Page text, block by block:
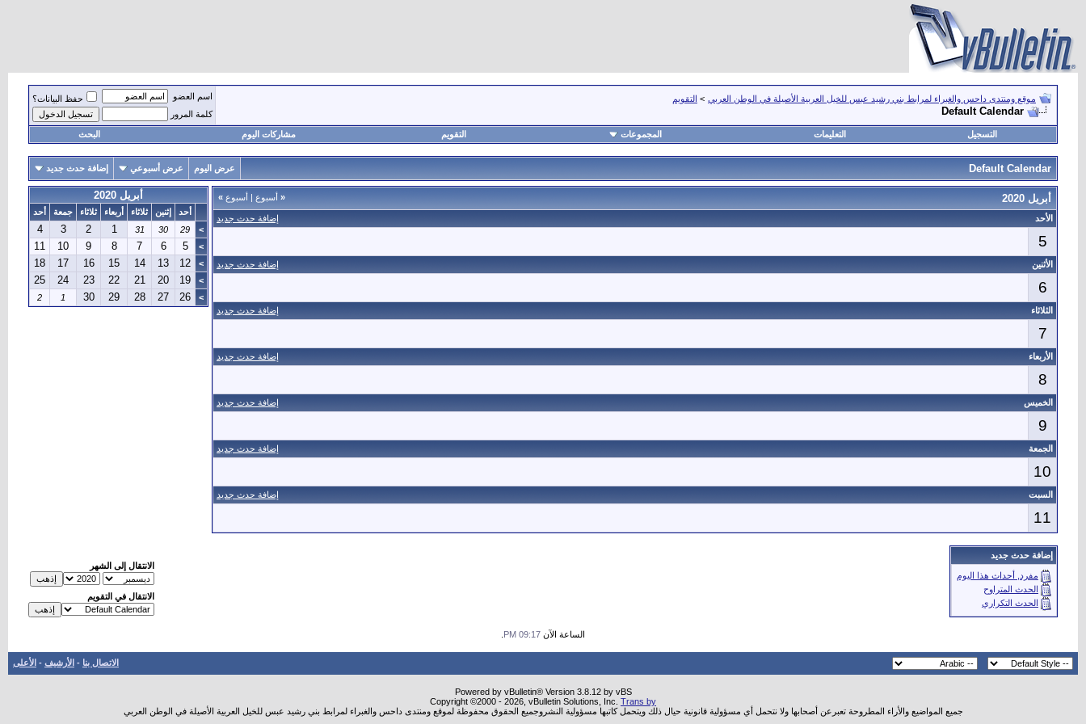
موقع ومنتدى داحس والغبراء لمرابط بني رشيد عبس للخيل العربية الأصيلة في الوطن العربي > التقويم
Default Calendar
اسم العضو
حفظ البيانات؟
كلمة المرور
التسجيل التعليمات المجموعات التقويم مشاركات اليوم البحث
Default Calendar عرض اليوم عرض أسبوعي إضافة حدث جديد
« أسبوع | أسبوع » أبريل 2020
إضافة حدث جديد الأحد
5
إضافة حدث جديد الأثنين
6
إضافة حدث جديد الثلاثاء
7
إضافة حدث جديد الأربعاء
8
إضافة حدث جديد الخميس
9
إضافة حدث جديد الجمعة
10
إضافة حدث جديد السبت
11
أبريل 2020
أحد إثنين ثلاثاء أربعاء ثلاثاء جمعة
أحد
>
29
30
31
1
2
3
4
>
5
6
7
8
9
10
11
>
12
13
14
15
16
17
18
>
19
20
21
22
23
24
25
>
26
27
28
29
30
1
2
إضافة حدث جديد
مفرد, أحداث هذا اليوم
الحدث المتراوح
الحدث التكراري
الانتقال إلى الشهر
الانتقال في التقويم
الساعة الآن 09:17 PM
الاتصال بنا - الأرشيف - الأعلى
Powered by vBulletin® Version 3.8.12 by vBS
Copyright ©2000 - 2026, vBulletin Solutions, Inc. Trans by
جميع المواضيع والأراء المطروحة تعبرعن أصحابها ولا نتحمل أي مسؤولية قانونية حيال ذلك ويتحمل كاتبها مسؤولية النشروجميع الحقوق محفوظة لموقع ومنتدى داحس والغبراء لمرابط بني رشيد عبس للخيل العربية الأصيلة في الوطن العربي